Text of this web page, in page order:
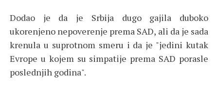
Dodao je da je Srbija dugo gajila duboko
ukorenjeno nepoverenje prema SAD, ali da je sada
krenula u suprotnom smeru i da je "jedini kutak
Evrope u kojem su simpatije prema SAD porasle
poslednjih godina".